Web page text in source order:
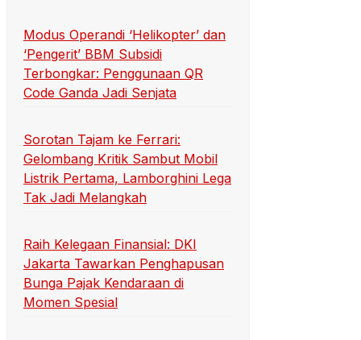
Modus Operandi ‘Helikopter’ dan
‘Pengerit’ BBM Subsidi
Terbongkar: Penggunaan QR
Code Ganda Jadi Senjata
Sorotan Tajam ke Ferrari:
Gelombang Kritik Sambut Mobil
Listrik Pertama, Lamborghini Lega
Tak Jadi Melangkah
Raih Kelegaan Finansial: DKI
Jakarta Tawarkan Penghapusan
Bunga Pajak Kendaraan di
Momen Spesial